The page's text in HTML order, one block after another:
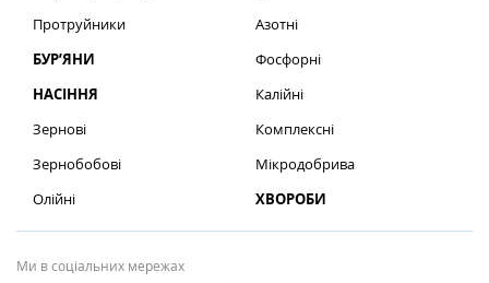
Протруйники
БУР’ЯНИ
НАСІННЯ
Зернові
Зернобобові
Олійні
Азотні
Фосфорні
Калійні
Комплексні
Мікродобрива
ХВОРОБИ
Ми в соціальних мережах